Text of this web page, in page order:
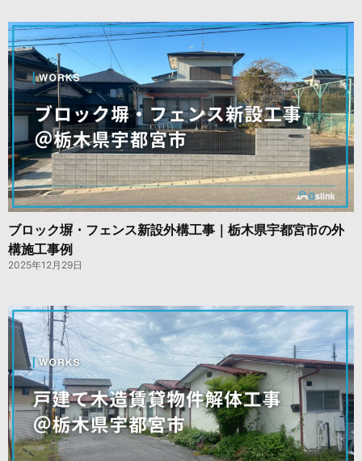
ブロック塀・フェンス新設外構工事｜栃木県宇都宮市の外
構施工事例
2025年12月29日